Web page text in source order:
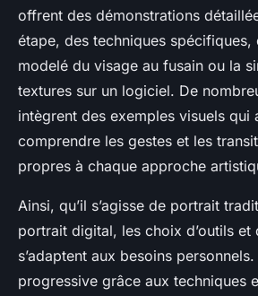
offrent des démonstrations
étape, des techniques spécifiques,
modelé du visage au fusain ou la
textures sur un logiciel. De
intègrent des exemples visuels qui
comprendre les gestes et les
propres à chaque approche
Ainsi, qu’il s’agisse de portrait
portrait digital, les choix d’outils et
s’adaptent aux besoins personnels.
progressive grâce aux techniques